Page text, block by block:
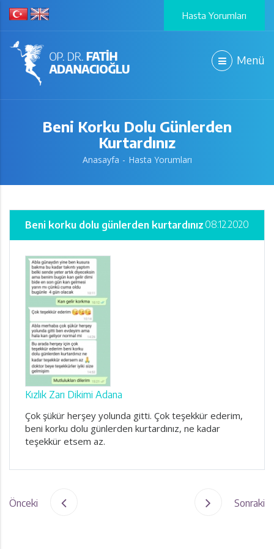
Hasta Yorumları
Menü
Beni Korku Dolu Günlerden
Kurtardınız
Anasayfa Hasta Yorumları
Beni korku dolu günlerden kurtardınız 08.12.2020
Kızlık Zarı Dikimi Adana
Çok şükür herşey yolunda gitti. Çok teşekkür ederim,
beni korku dolu günlerden kurtardınız, ne kadar
teşekkür etsem az.
Önceki Sonraki